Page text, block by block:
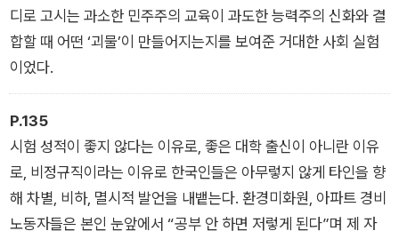
디로 고시는 과소한 민주주의 교육이 과도한 능력주의 신화와 결
합할 때 어떤 ‘괴물’이 만들어지는지를 보여준 거대한 사회 실험
이었다.
P.135
시험 성적이 좋지 않다는 이유로, 좋은 대학 출신이 아니란 이유
로, 비정규직이라는 이유로 한국인들은 아무렇지 않게 타인을 향
해 차별, 비하, 멸시적 발언을 내뱉는다. 환경미화원, 아파트 경비
노동자들은 본인 눈앞에서 “공부 안 하면 저렇게 된다”며 제 자